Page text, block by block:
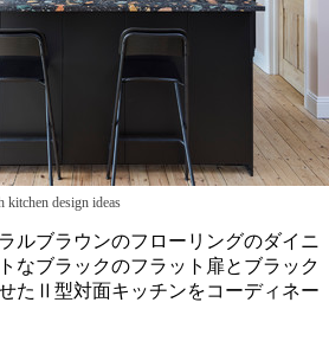
kitchen design ideas
ルブラウンのフローリングのダイニ
なブラックのフラット扉とブラック
たⅡ型対面キッチンをコーディネー